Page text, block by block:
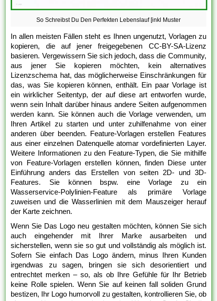
So Schreibst Du Den Perfekten Lebenslauf [inkl Muster
In allen meisten Fällen steht es Ihnen ungenutzt, Vorlagen zu
kopieren, die auf jener freigegebenen CC-BY-SA-Lizenz
basieren. Vergewissern Sie sich jedoch, dass die Community,
aus jener Sie kopieren möchten, kein alternatives
Lizenzschema hat, das möglicherweise Einschränkungen für
das, was Sie kopieren können, enthält. Ein paar Vorlage ist
ein wirklicher Seitentyp, der auf diese art entworfen wurde,
wenn sein Inhalt darüber hinaus andere Seiten aufgenommen
werden kann. Sie können auch die Vorlage verwenden, um
Ihren Artikel zu starten und unter zuhilfenahme von einer
anderen über beenden. Feature-Vorlagen erstellen Features
aus einer einzelnen Datenquelle atomar vordefinierten Layer.
Weitere Informationen zu den Feature-Typen, die Sie mithilfe
von Feature-Vorlagen erstellen können, finden Diese unter
Einführung anders das Erstellen von seiten 2D- und 3D-
Features. Sie können bspw. eine Vorlage zu ein
Wasserservice-Polylinien-Feature als primäre Vorlage
zuweisen und die Wasserlinien mit dem Mauszeiger herauf
der Karte zeichnen.
Wenn Sie Das Logo neu gestalten möchten, können Sie sich
auch eingehender mit Ihrer Marke ausarbeiten und
sicherstellen, wenn sie so gut und vollständig als möglich ist.
Sofern Sie einfach Das Logo ändern, minus Ihren Kunden
irgendwas zu sagen, bringen sie sich desorientiert und
entrechtet merken – so, als ob Ihre Gefühle für Ihr Betrieb
keine Rolle spielen. Wenn Sie auf keinen fall soliden Grund
bestizen, Ihr Logo humorvoll zu gestalten, kontrollieren Sie, ob